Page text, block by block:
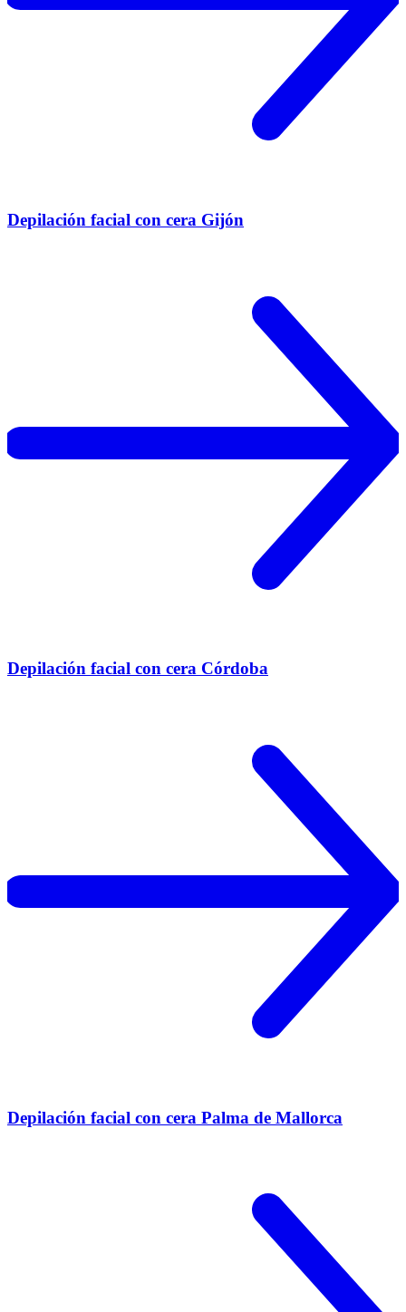
Depilación facial con cera Gijón
Depilación facial con cera Córdoba
Depilación facial con cera Palma de Mallorca